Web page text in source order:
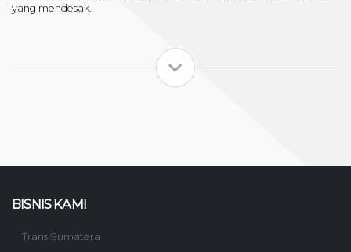
yang mendesak.
BISNIS KAMI
Trans Sumatera